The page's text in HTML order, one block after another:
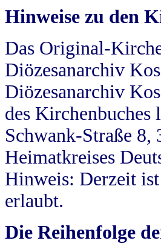
Hinweise zu den
Das Original-
Diözesanarchiv
Diözesanarchiv
des
Schwank-Straße
Heimatkreises
Hinweis: Derzeit
erlaubt.
Die Reihenfolge